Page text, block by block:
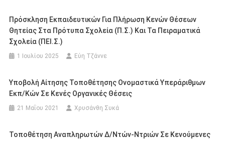
Πρόσκληση Εκπαιδευτικών Για Πλήρωση Κενών Θέσεων
Θητείας Στα Πρότυπα Σχολεία (Π.Σ.) Και Τα Πειραματικά
Σχολεία (ΠΕΙ.Σ.)
1 Ιουλίου 2025 Εύη Τζάννε
Υποβολή Αίτησης Τοποθέτησης Ονομαστικά Υπεράριθμων
Εκπ/κών Σε Κενές Οργανικές Θέσεις
21 Μαΐου 2021 Χρυσάνθη Συκά
Τοποθέτηση Αναπληρωτών Δ/ντών-Ντριών Σε Κενούμενες